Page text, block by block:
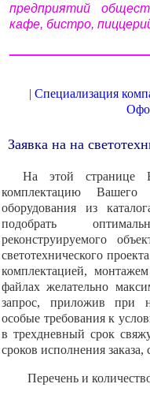
предприятий
кафе, бистро,
| Специализация
Заявка на на
На этой странице
комплектацию Вашего
оборудования из
подобрать
реконструируемого
светотехнического
комплектацией,
файлах желательно
запрос, приложив при
особые требования к
в трехдневный срок
сроков исполнения
Перечень и